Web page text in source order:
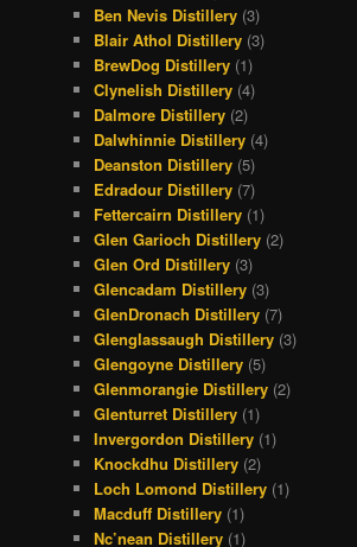
Ben Nevis Distillery (3)
Blair Athol Distillery (3)
BrewDog Distillery (1)
Clynelish Distillery (4)
Dalmore Distillery (2)
Dalwhinnie Distillery (4)
Deanston Distillery (5)
Edradour Distillery (7)
Fettercairn Distillery (1)
Glen Garioch Distillery (2)
Glen Ord Distillery (3)
Glencadam Distillery (3)
GlenDronach Distillery (7)
Glenglassaugh Distillery (3)
Glengoyne Distillery (5)
Glenmorangie Distillery (2)
Glenturret Distillery (1)
Invergordon Distillery (1)
Knockdhu Distillery (2)
Loch Lomond Distillery (1)
Macduff Distillery (1)
Nc’nean Distillery (1)